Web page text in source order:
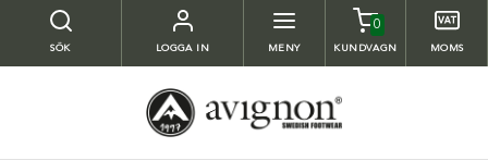
SÖK LOGGA IN MENY
0
KUNDVAGN MOMS